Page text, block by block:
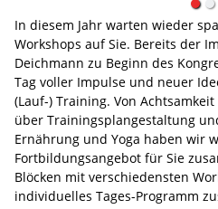
In diesem Jahr warten wieder
Workshops auf Sie. Bereits der
Deichmann zu Beginn des
Tag voller Impulse und neuer
(Lauf-) Training. Von
über Trainingsplangestaltung
Ernährung und Yoga haben wir
Fortbildungsangebot für Sie
Blöcken mit verschiedensten
individuelles Tages-Programm